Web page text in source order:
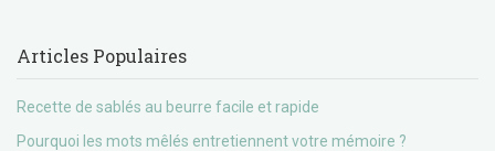
Articles Populaires
Recette de sablés au beurre facile et rapide
Pourquoi les mots mêlés entretiennent votre mémoire ?